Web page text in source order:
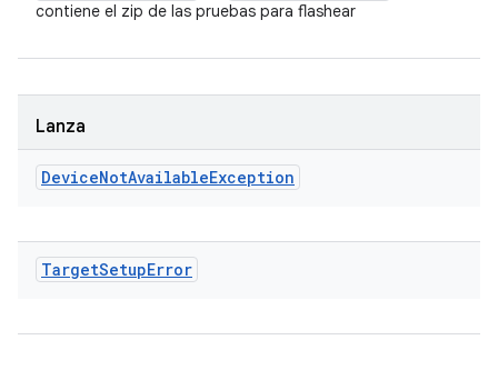
contiene el zip de las pruebas para flashear
Lanza
DeviceNotAvailableException
TargetSetupError